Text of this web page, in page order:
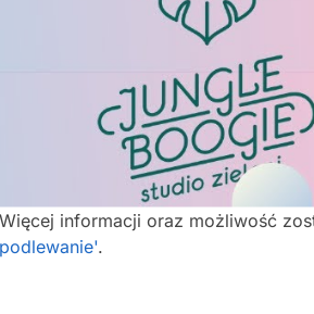
Więcej informacji oraz możliwość
podlewanie'.